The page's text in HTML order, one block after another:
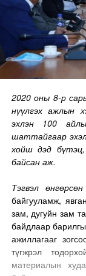
2020 оны 8-р
нүүлгэх ажлын
эхлэн 100
шаттайгаар
хойш дэд
байсан аж.
Тэгвэл
байгууламж,
зам, дугуйн зам
байдлаар
ажиллагааг
түгжрэл
материалын